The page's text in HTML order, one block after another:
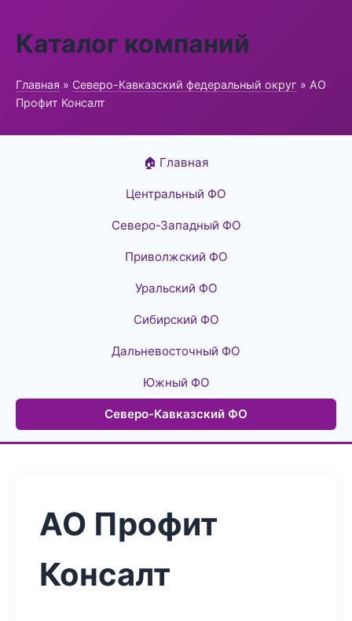
Каталог компаний
Главная » Северо-Кавказский федеральный округ » АО
Профит Консалт
🏠 Главная
Центральный ФО
Северо-Западный ФО
Приволжский ФО
Уральский ФО
Сибирский ФО
Дальневосточный ФО
Южный ФО
Северо-Кавказский ФО
АО Профит
Консалт